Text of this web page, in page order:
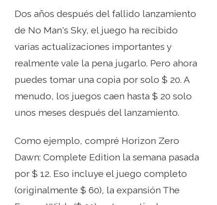
Dos años después del fallido lanzamiento
de No Man's Sky, el juego ha recibido
varias actualizaciones importantes y
realmente vale la pena jugarlo. Pero ahora
puedes tomar una copia por solo $ 20. A
menudo, los juegos caen hasta $ 20 solo
unos meses después del lanzamiento.
Como ejemplo, compré Horizon Zero
Dawn: Complete Edition la semana pasada
por $ 12. Eso incluye el juego completo
(originalmente $ 60), la expansión The